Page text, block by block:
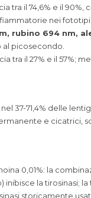
tra il 74,6% e il
nei fototipi
rubino 694 nm,
picosecondo.
tra il 27% e il 57%;
37-71,4% delle
e cicatrici,
0,01%: la
inibisce la
storicamente